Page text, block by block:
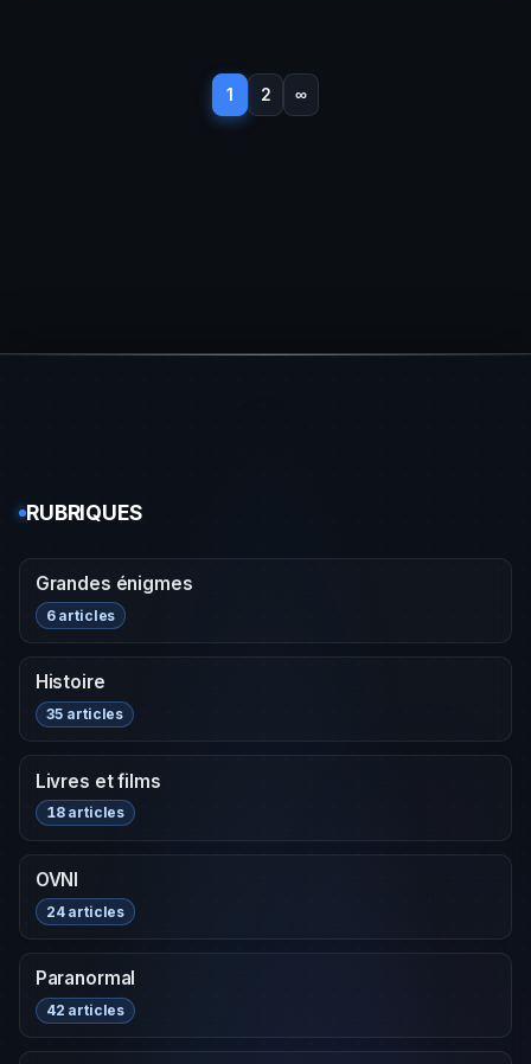
1 2 ∞
RUBRIQUES
Grandes énigmes
6 articles
Histoire
35 articles
Livres et films
18 articles
OVNI
24 articles
Paranormal
42 articles